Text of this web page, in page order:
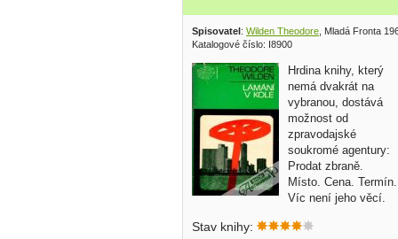
Spisovatel : Wilden Theodore , Mladá Fronta
Katalogové číslo: I8900
Hrdina knihy, který
nemá dvakrát na
vybranou, dostává
možnost od
zpravodajské
soukromé agentury:
Prodat zbraně.
Místo. Cena. Termín.
Víc není jeho věcí.
Stav knihy: